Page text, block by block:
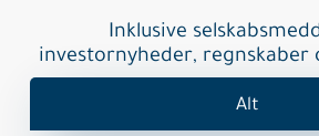
Inklusive
investornyheder, regnskaber
Alt